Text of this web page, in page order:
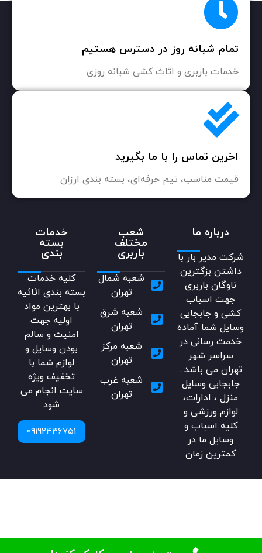
تمام شبانه روز در دسترس هستیم
خدمات باربری و اثاث کشی شبانه روزی
اخرین تماس را با ما بگیرید
قیمت مناسب، تیم حرفه‌ای، بسته بندی ارزان
درباره ما
شرکت مدیر بار با
داشتن بزگترین
ناوگان باربری
جهت اسباب
کشی و جابجایی
وسایل شما آماده
خدمت رسانی در
سراسر شهر
تهران می باشد .
جابجایی وسایل
منزل ، ادارات،
لوازم ورزشی و
کلیه اسباب و
وسایل ما در
کمترین زمان
شعب
مختلف
باربری
شعبه شمال
تهران
شعبه شرق
تهران
شعبه مرکز
تهران
شعبه غرب
تهران
خدمات
بسته
بندی
کلیه خدمات
بسته بندی اثاثیه
با بهترین مواد
اولیه جهت
امنیت و سالم
بودن وسایل و
لوازم شما با
تخفیف ویژه
سایت انجام می
شود
09192436751